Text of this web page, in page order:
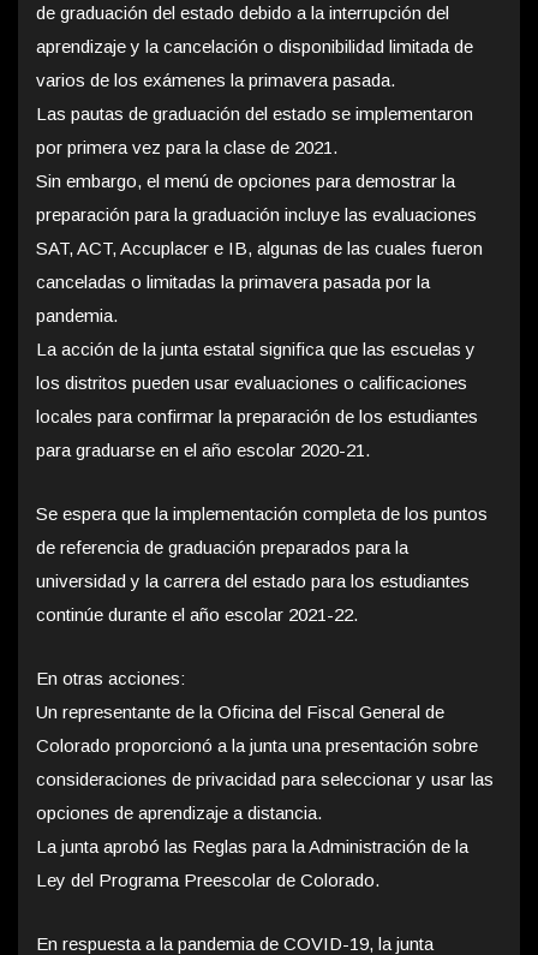
de graduación del estado debido a la interrupción del
aprendizaje y la cancelación o disponibilidad limitada de
varios de los exámenes la primavera pasada.
Las pautas de graduación del estado se implementaron
por primera vez para la clase de 2021.
Sin embargo, el menú de opciones para demostrar la
preparación para la graduación incluye las evaluaciones
SAT, ACT, Accuplacer e IB, algunas de las cuales fueron
canceladas o limitadas la primavera pasada por la
pandemia.
La acción de la junta estatal significa que las escuelas y
los distritos pueden usar evaluaciones o calificaciones
locales para confirmar la preparación de los estudiantes
para graduarse en el año escolar 2020-21.
Se espera que la implementación completa de los puntos
de referencia de graduación preparados para la
universidad y la carrera del estado para los estudiantes
continúe durante el año escolar 2021-22.
En otras acciones:
Un representante de la Oficina del Fiscal General de
Colorado proporcionó a la junta una presentación sobre
consideraciones de privacidad para seleccionar y usar las
opciones de aprendizaje a distancia.
La junta aprobó las Reglas para la Administración de la
Ley del Programa Preescolar de Colorado.
En respuesta a la pandemia de COVID-19, la junta